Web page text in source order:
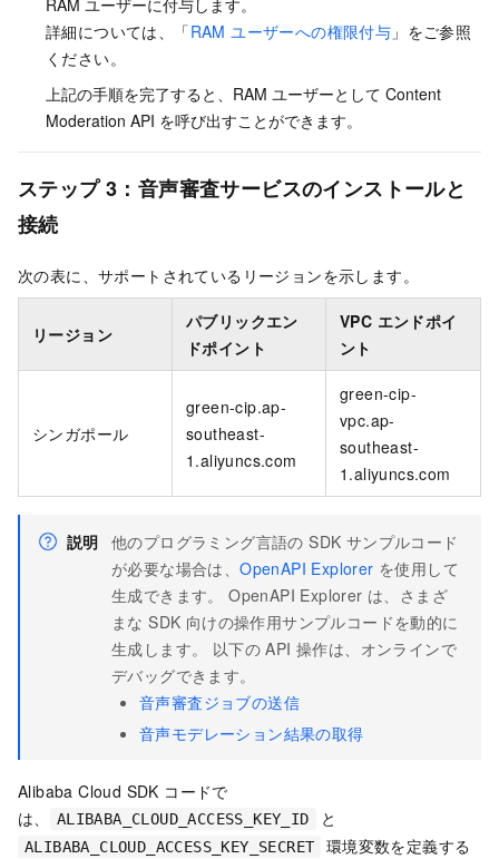
詳細については、「RAM ユーザーへの権限付与 」をご参照
ください。
上記の手順を完了すると、RAM ユーザーとして Content
Moderation API を呼び出すことができます。
ステップ 3：音声審査サービスのインストールと
接続
次の表に、サポートされているリージョンを示します。
リージョン
パブリックエン
ドポイント
VPC エンドポイ
ント
シンガポール
green-cip.ap-
southeast-
1.aliyuncs.com
green-cip-
vpc.ap-
southeast-
1.aliyuncs.com
説明 他のプログラミング言語の SDK サンプルコード
が必要な場合は、OpenAPI Explorer を使用して
生成できます。 OpenAPI Explorer は、さまざ
まな SDK 向けの操作用サンプルコードを動的に
生成します。 以下の API 操作は、オンラインで
デバッグできます。
音声審査ジョブの送信
音声モデレーション結果の取得
Alibaba Cloud SDK コードで
は、
ALIBABA_CLOUD_ACCESS_KEY_ID と
ALIBABA_CLOUD_ACCESS_KEY_SECRET
環境変数を定義する